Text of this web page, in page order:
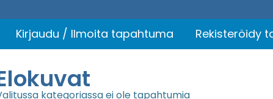
Kirjaudu / Ilmoita tapahtuma Rekisteröidy
kategoriassa ei ole tapahtumia